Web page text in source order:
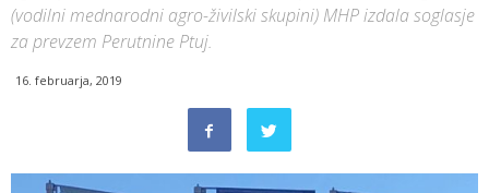
(vodilni mednarodni agro-živilski skupini) MHP izdala soglasje
za prevzem Perutnine Ptuj.
16. februarja, 2019